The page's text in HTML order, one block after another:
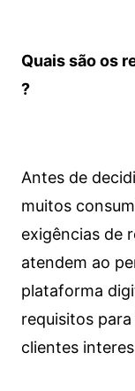
Quais são os
?
Antes de
muitos
exigências de
atendem ao
plataforma
requisitos
clientes